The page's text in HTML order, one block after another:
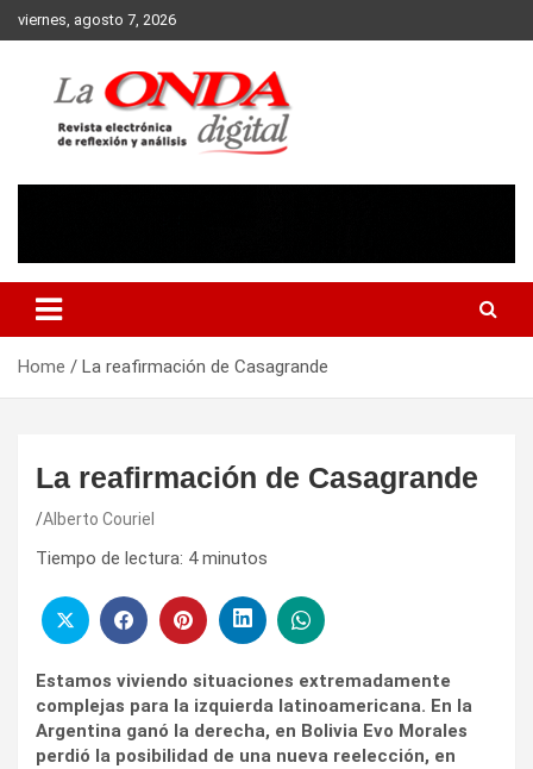
Skip
to
viernes, agosto 7, 2026
Home La reafirmación de Casagrande
La reafirmación de Casagrande
Alberto Couriel
Tiempo de lectura: 4 minutos
Estamos viviendo situaciones extremadamente
complejas para la izquierda latinoamericana. En la
Argentina ganó la derecha, en Bolivia Evo Morales
perdió la posibilidad de una nueva reelección, en